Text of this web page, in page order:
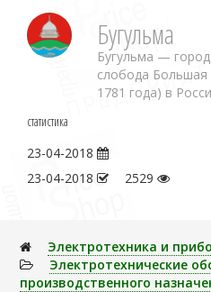
Бугульма
Бугульма —
слобода Большая
1781 года) в
статистика
23-04-2018
23-04-2018
2529
Электpотехника и
Электротехнические
производственного